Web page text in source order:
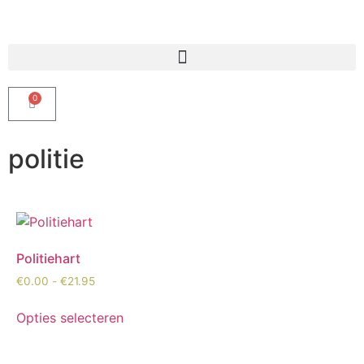
0
politie
Politiehart
€0.00 - €21.95
Opties selecteren